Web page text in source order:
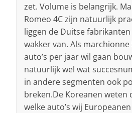
zet. Volume is belangrijk.
Romeo 4C zijn natuurlijk
liggen de Duitse
wakker van. Als
auto’s per jaar wil gaan
natuurlijk wel wat
in andere segmenten ook
breken.De Koreanen weten
welke auto’s wij